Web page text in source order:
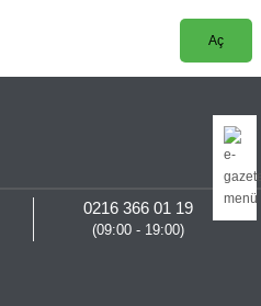
Aç
0216 366 01 19
(09:00 - 19:00)